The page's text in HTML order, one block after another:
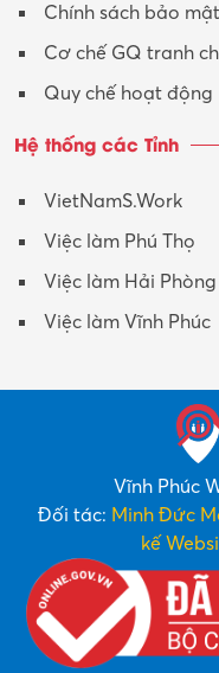
Y tế-Dược
Chính sách bảo mật
Cơ chế GQ tranh
Quy chế hoạt động
Hệ thống các Tỉnh
VietNamS.Work
Việc làm Phú Thọ
Việc làm Hải Phòng
Việc làm Vĩnh Phúc
Vĩnh Phúc
Đối tác: Minh Đức
kế